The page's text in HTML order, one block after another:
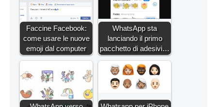
Faccine Facebook:
come usare le nuove
emoji dal computer
WhatsApp sta
lanciando il primo
pacchetto di adesivi…